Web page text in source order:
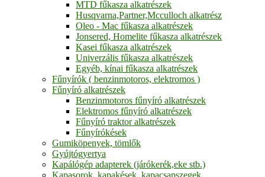
MTD fűkasza alkatrészek
Husqvarna,Partner,Mcculloch alkatrész
Oleo - Mac fűkasza alkatrészek
Jonsered, Homelite fűkasza alkatrészek
Kasei fűkasza alkatrészek
Univerzális fűkasza alkatrészek
Egyéb, kínai fűkasza alkatrészek
Fűnyírók ( benzinmotoros, elektromos )
Fűnyíró alkatrészek
Benzinmotoros fűnyíró alkatrészek
Elektromos fűnyíró alkatrészek
Fűnyíró traktor alkatrészek
Fűnyírókések
Gumiköpenyek, tömlők
Gyújtógyertya
Kapálógép adapterek (járókerék,eke stb.)
Kapasorok, kapakések, kapacsapszegek